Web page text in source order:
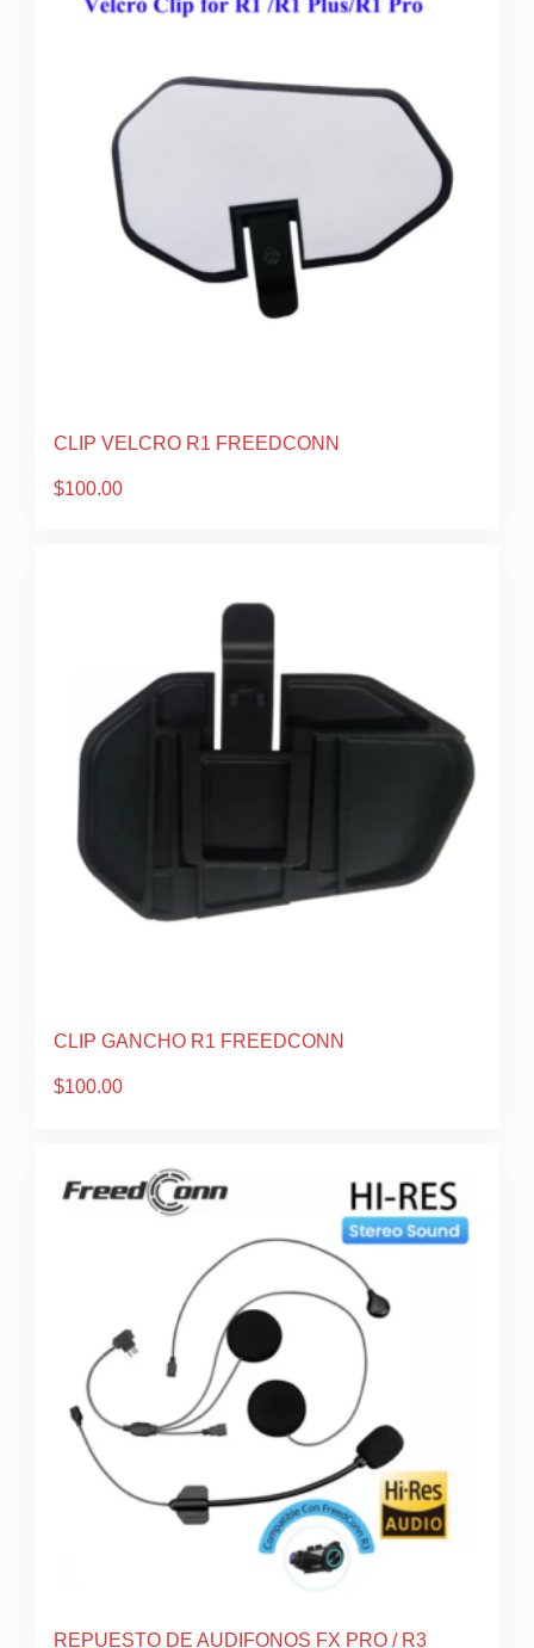
CLIP VELCRO R1 FREEDCONN
$100.00
CLIP GANCHO R1 FREEDCONN
$100.00
REPUESTO DE AUDIFONOS FX PRO / R3